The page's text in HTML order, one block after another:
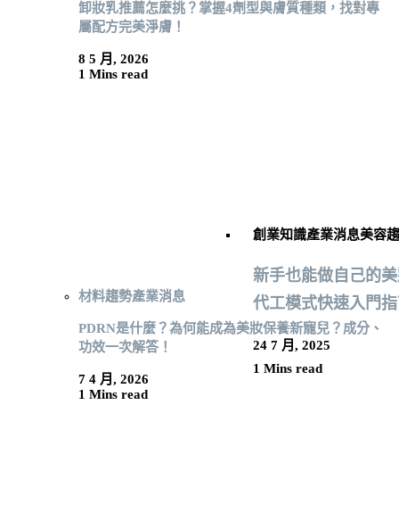
創業知識產業消息美容
新手也能做自己的
代工模式快速入門
24 7 月, 2025
1 Mins read
卸妝乳推薦怎麼挑？掌握4劑型與膚質種類，找對專
屬配方完美淨膚！
8 5 月, 2026
1 Mins read
材料趨勢產業消息
PDRN是什麼？為何能成為美妝保養新寵兒？成分、
功效一次解答！
7 4 月, 2026
1 Mins read